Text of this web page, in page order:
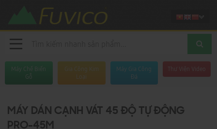
Máy Chế Biến
Gỗ
Gia Công Kim
Loại
Máy Gia Công
Đá
Thư Viện Video
MÁY DÁN CẠNH VÁT 45 ĐỘ TỰ ĐỘNG
PRO-45M